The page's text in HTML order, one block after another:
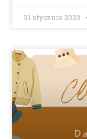
31 stycznia 2023